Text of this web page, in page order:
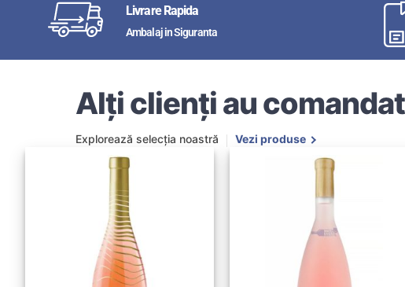
Livrare Rapida
Ambalaj in Siguranta
Alți clienți au
Explorează selecția noastră Vezi produse